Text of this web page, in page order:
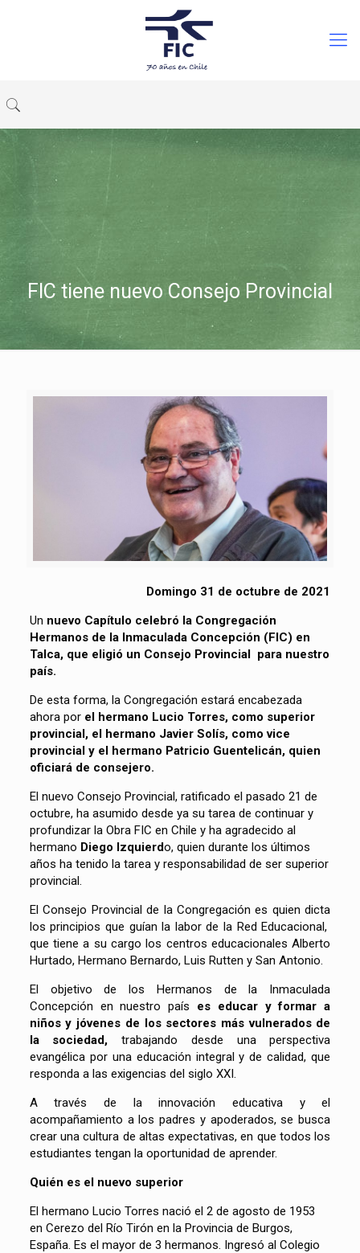
FIC tiene nuevo Consejo Provincial
Domingo 31 de octubre de 2021
Un nuevo Capítulo celebró la Congregación
Hermanos de la Inmaculada Concepción (FIC) en
Talca, que eligió un Consejo Provincial para nuestro
país.
De esta forma, la Congregación estará encabezada
ahora por el hermano Lucio Torres, como superior
provincial, el hermano Javier Solís, como vice
provincial y el hermano Patricio Guentelicán, quien
oficiará de consejero.
El nuevo Consejo Provincial, ratificado el pasado 21 de
octubre, ha asumido desde ya su tarea de continuar y
profundizar la Obra FIC en Chile y ha agradecido al
hermano Diego Izquierdo, quien durante los últimos
años ha tenido la tarea y responsabilidad de ser superior
provincial.
El Consejo Provincial de la Congregación es quien dicta
los principios que guían la labor de la Red Educacional,
que tiene a su cargo los centros educacionales Alberto
Hurtado, Hermano Bernardo, Luis Rutten y San Antonio.
El objetivo de los Hermanos de la Inmaculada
Concepción en nuestro país es educar y formar a
niños y jóvenes de los sectores más vulnerados de
la sociedad, trabajando desde una perspectiva
evangélica por una educación integral y de calidad, que
responda a las exigencias del siglo XXI.
A través de la innovación educativa y el
acompañamiento a los padres y apoderados, se busca
crear una cultura de altas expectativas, en que todos los
estudiantes tengan la oportunidad de aprender.
Quién es el nuevo superior
El hermano Lucio Torres nació el 2 de agosto de 1953
en Cerezo del Río Tirón en la Provincia de Burgos,
España. Es el mayor de 3 hermanos. Ingresó al Colegio